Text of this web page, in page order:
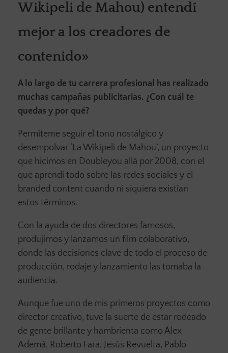
Wikipeli de Mahou) entendí
mejor a los creadores de
contenido»
A lo largo de tu carrera profesional has realizado
muchas campañas publicitarias. ¿Con cuál te
quedas y por qué?
Permíteme seguir el tono nostálgico y
desempolvar ‘La Wikipeli de Mahou’, un proyecto
que hicimos en Doubleyou allá por 2008, con el
que aprendí todo sobre las redes sociales y el
branded content cuando ni siquiera existían
estos términos.
Con la ayuda de dos directores famosos,
produjimos y lanzamos un film colaborativo,
donde las decisiones clave de todo el proceso de
producción, rodaje y lanzamiento las tomaba la
audiencia.
Aunque fue uno de mis primeros proyectos como
director creativo, tuve la suerte de estar rodeado
de gente brillante y hambrienta como Álex
Ademá, Roberto Fara, Jesús Revuelta, Pablo